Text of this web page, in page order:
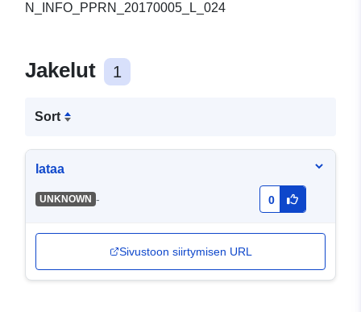
N_INFO_PPRN_20170005_L_024
Jakelut 1
Sort
lataa
UNKNOWN - 0
Sivustoon siirtymisen URL